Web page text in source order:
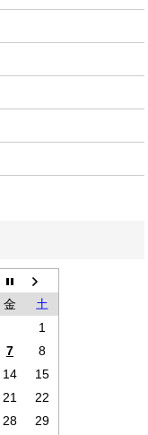
金
土
1
7
8
14
15
21
22
28
29